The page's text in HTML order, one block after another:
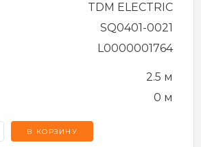
TDM ELECTRIC
SQ0401-0021
L0000001764
2.5 м
0 м
В КОРЗИНУ